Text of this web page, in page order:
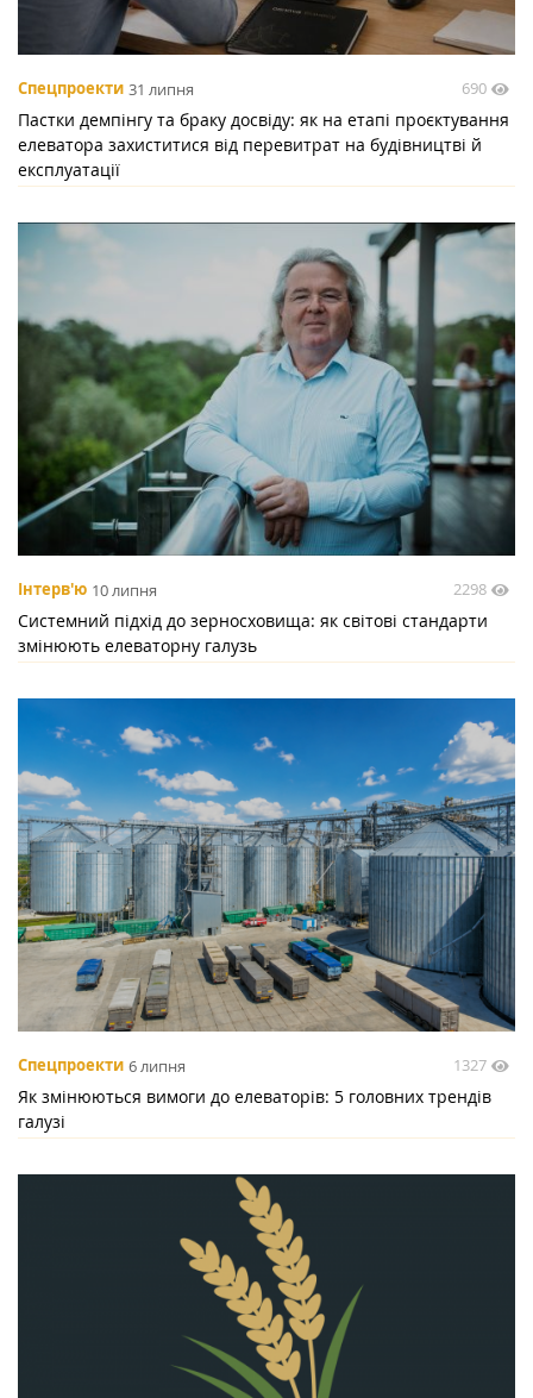
Спецпроекти 31 липня 690
Пастки демпінгу та браку досвіду: як на етапі проєктування
елеватора захиститися від перевитрат на будівництві й
експлуатації
Інтерв'ю 10 липня 2298
Системний підхід до зерносховища: як світові стандарти
змінюють елеваторну галузь
Спецпроекти 6 липня 1327
Як змінюються вимоги до елеваторів: 5 головних трендів
галузі